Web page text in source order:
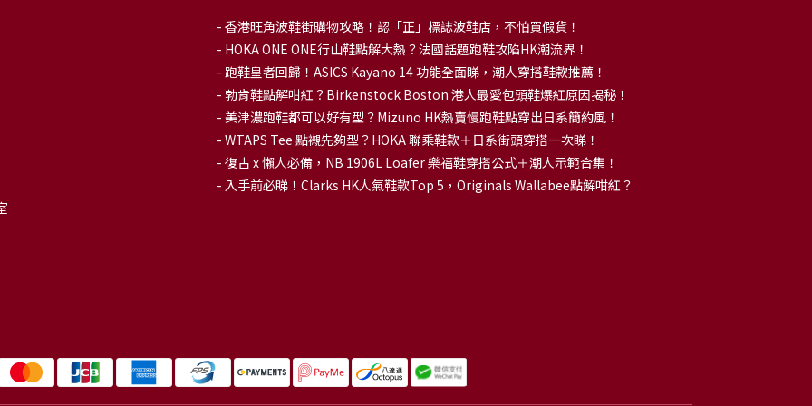
- 香港旺角波鞋街購物攻略！認「正」標誌波鞋店，不怕買假貨！
- HOKA ONE ONE行山鞋點解大熱？法國話題跑鞋攻陷HK潮流界！
- 跑鞋皇者回歸！ASICS Kayano 14 功能全面睇，潮人穿搭鞋款推薦！
- 勃肯鞋點解咁紅？Birkenstock Boston 港人最愛包頭鞋爆紅原因揭秘！
- 美津濃跑鞋都可以好有型？Mizuno HK熱賣慢跑鞋點穿出日系簡約風！
- WTAPS Tee 點襯先夠型？HOKA 聯乘鞋款＋日系街頭穿搭一次睇！
- 復古 x 懶人必備，NB 1906L Loafer 樂福鞋穿搭公式＋潮人示範合集！
- 入手前必睇！Clarks HK人氣鞋款Top 5，Originals Wallabee點解咁紅？